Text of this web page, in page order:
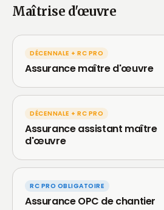
Maîtrise d'œuvre
DÉCENNALE + RC PRO
Assurance maître d'œuvre
DÉCENNALE + RC PRO
Assurance assistant maître
d'œuvre
RC PRO OBLIGATOIRE
Assurance OPC de chantier